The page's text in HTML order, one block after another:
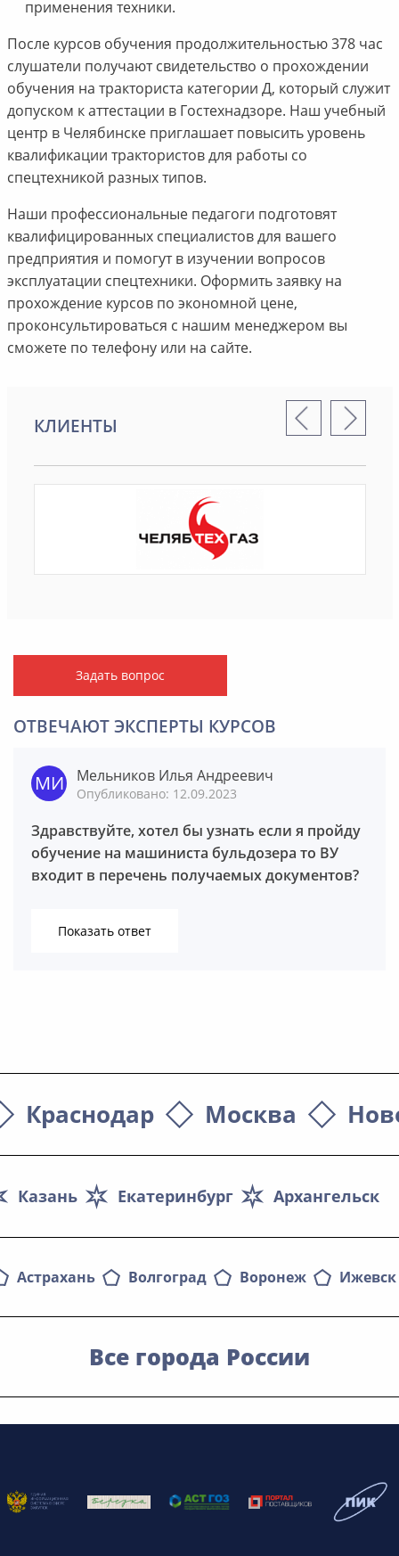
применения техники.
После курсов обучения продолжительностью 378 час
слушатели получают свидетельство о прохождении
обучения на тракториста категории Д, который служит
допуском к аттестации в Гостехнадзоре. Наш учебный
центр в Челябинске приглашает повысить уровень
квалификации трактористов для работы со
спецтехникой разных типов.
Наши профессиональные педагоги подготовят
квалифицированных специалистов для вашего
предприятия и помогут в изучении вопросов
эксплуатации спецтехники. Оформить заявку на
прохождение курсов по экономной цене,
проконсультироваться с нашим менеджером вы
сможете по телефону или на сайте.
КЛИЕНТЫ
Задать вопрос
ОТВЕЧАЮТ ЭКСПЕРТЫ КУРСОВ
Мельников Илья Андреевич
Опубликовано: 12.09.2023
Здравствуйте, хотел бы узнать если я пройду
обучение на машиниста бульдозера то ВУ
входит в перечень получаемых документов?
Показать ответ
Краснодар Москва
Архангельск
Екатеринбург
Казань
Астрахань Волгоград Воронеж Ижевск
Все города России